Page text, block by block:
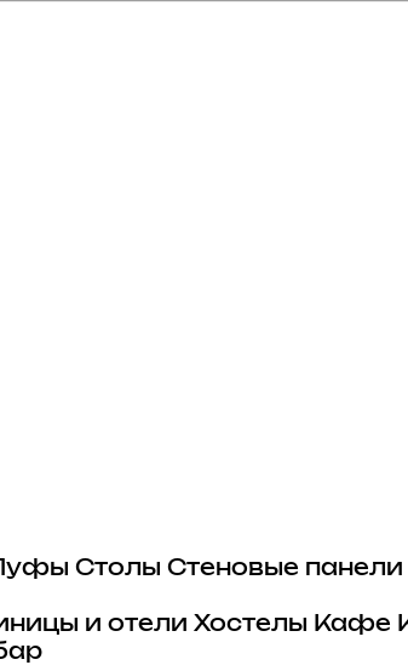
Столы Стеновые панели
и отели Хостелы Кафе